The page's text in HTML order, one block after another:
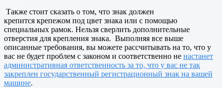
Также стоит сказать о том, что знак должен
крепится крепежом под цвет знака или с помощью
специальных рамок. Нельзя сверлить дополнительные
отверстия для крепления знака. Выполняя все выше
описанные требования, вы можете рассчитывать на то, что у
вас не будет проблем с законом и соответственно не настанет
административная ответственность за то, что у вас не так
закреплен государственный регистрационный знак на вашей
машине.